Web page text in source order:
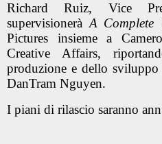
Richard Ruiz, Vice
supervisioneràA Complete
Pictures insieme a
Creative Affairs,
produzione e dello
DanTram Nguyen.
I piani di rilascio saranno